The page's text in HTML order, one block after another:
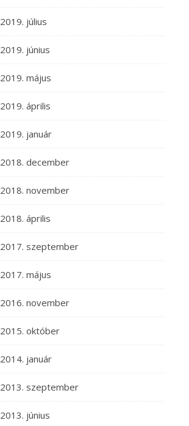
2019. július
2019. június
2019. május
2019. április
2019. január
2018. december
2018. november
2018. április
2017. szeptember
2017. május
2016. november
2015. október
2014. január
2013. szeptember
2013. június